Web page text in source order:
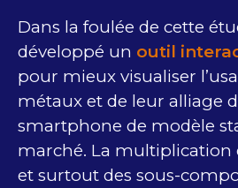
Dans la foulée de cette
développé un outil
pour mieux visualiser
métaux et de leur alliage
smartphone de modèle
marché. La multiplication
et surtout des sous-